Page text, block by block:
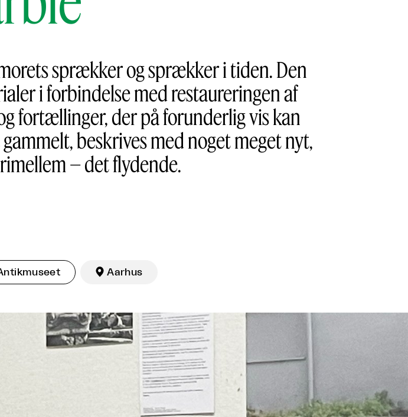
sprækker og sprækker i tiden. Den
i forbindelse med restaureringen af
fortællinger, der på forunderlig vis kan
beskrives med noget meget nyt,
– det flydende.
 Aarhus